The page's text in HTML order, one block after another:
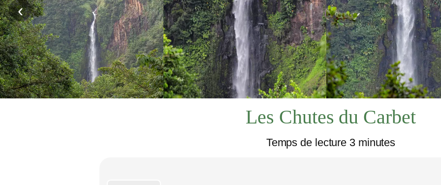
GUADELOUPE LA RÉUNION
‹
Les Chutes du Carbet
Temps de lecture 3 minutes